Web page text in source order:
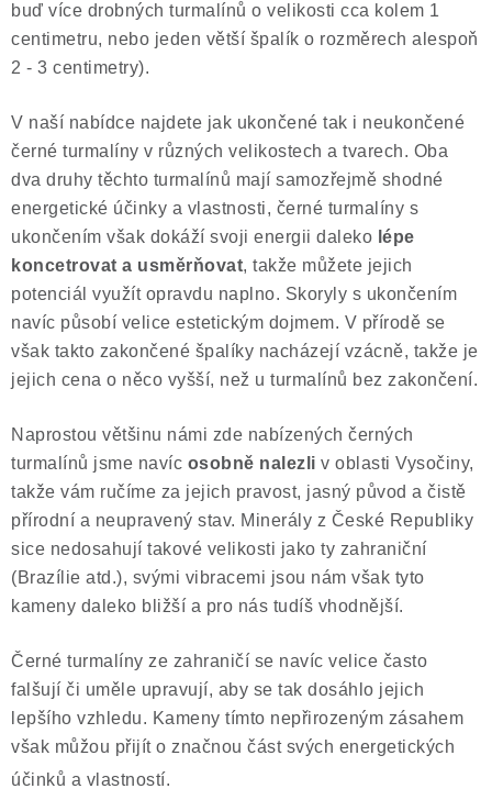
buď více drobných turmalínů o velikosti cca kolem 1
centimetru, nebo jeden větší špalík o rozměrech alespoň
2 - 3 centimetry).
V naší nabídce najdete jak ukončené tak i neukončené
černé turmalíny v různých velikostech a tvarech. Oba
dva druhy těchto turmalínů mají samozřejmě shodné
energetické účinky a vlastnosti, černé turmalíny s
ukončením však dokáží svoji energii daleko lépe
koncetrovat a usměrňovat, takže můžete jejich
potenciál využít opravdu naplno. Skoryly s ukončením
navíc působí velice estetickým dojmem. V přírodě se
však takto zakončené špalíky nacházejí vzácně, takže je
jejich cena o něco vyšší, než u turmalínů bez zakončení.
Naprostou většinu námi zde nabízených černých
turmalínů jsme navíc osobně nalezli v oblasti Vysočiny,
takže vám ručíme za jejich pravost, jasný původ a čistě
přírodní a neupravený stav. Minerály z České Republiky
sice nedosahují takové velikosti jako ty zahraniční
(Brazílie atd.), svými vibracemi jsou nám však tyto
kameny daleko bližší a pro nás tudíš vhodnější.
Černé turmalíny ze zahraničí se navíc velice často
falšují či uměle upravují, aby se tak dosáhlo jejich
lepšího vzhledu. Kameny tímto nepřirozeným zásahem
však můžou přijít o značnou část svých energetických
účinků a vlastností.